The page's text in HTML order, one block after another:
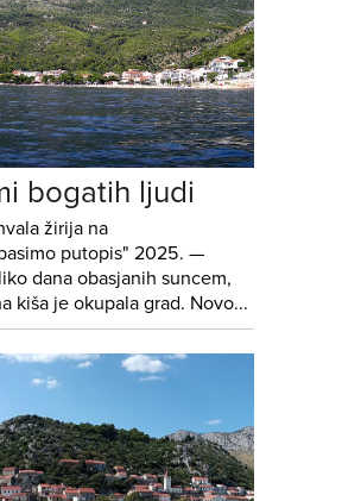
bogatih ljudi
žirija na
putopis" 2025. —
dana obasjanih suncem,
kiša je okupala grad. Novo...